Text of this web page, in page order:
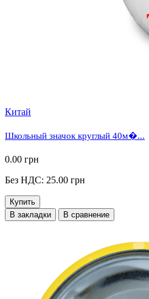
Китай
Школьный значок круглый 40м�...
0.00 грн
Без НДС: 25.00 грн
Купить
В закладки
В сравнение